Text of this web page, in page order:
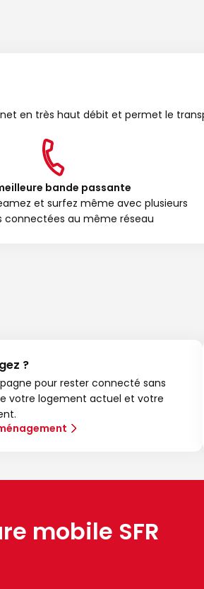
en très haut débit et permet le
bande passante
et surfez même avec plusieurs
connectées au même réseau
?
pour rester connecté sans
votre logement actuel et votre
mobile SFR